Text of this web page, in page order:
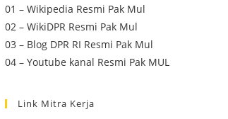
01 – Wikipedia Resmi Pak Mul
02 – WikiDPR Resmi Pak Mul
03 – Blog DPR RI Resmi Pak Mul
04 – Youtube kanal Resmi Pak MUL
Link Mitra Kerja